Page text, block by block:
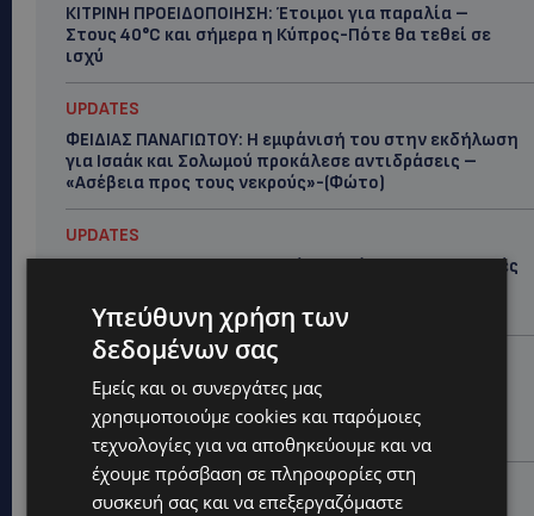
ΚΙΤΡΙΝΗ ΠΡΟΕΙΔΟΠΟΙΗΣΗ: Έτοιμοι για παραλία –
Στους 40°C και σήμερα η Κύπρος-Πότε θα τεθεί σε
ισχύ
UPDATES
ΦΕΙΔΙΑΣ ΠΑΝΑΓΙΩΤΟΥ: Η εμφάνισή του στην εκδήλωση
για Ισαάκ και Σολωμού προκάλεσε αντιδράσεις –
«Ασέβεια προς τους νεκρούς»-(Φώτο)
UPDATES
ΔΗΜΟΣ ΛΑΤΣΙΩΝ – ΓΕΡΙΟΥ: Πάνω από 8.000 υπογραφές
δέσμευση από το Κράτος
UPDATES
ΑΓΙΟΣ ΙΩΑΝΝΗΣ ΠΙΤΣΙΛΙΑΣ: Ξανανοίγει η πισίνα του
χωριού – Μια ανάσα δροσιάς για κατοίκους και
επισκέπτες
LIFESTYLE
Υπεύθυνη χρήση των
δεδομένων σας
Εμείς και οι συνεργάτες μας
χρησιμοποιούμε cookies και παρόμοιες
τεχνολογίες για να αποθηκεύουμε και να
έχουμε πρόσβαση σε πληροφορίες στη
συσκευή σας και να επεξεργαζόμαστε